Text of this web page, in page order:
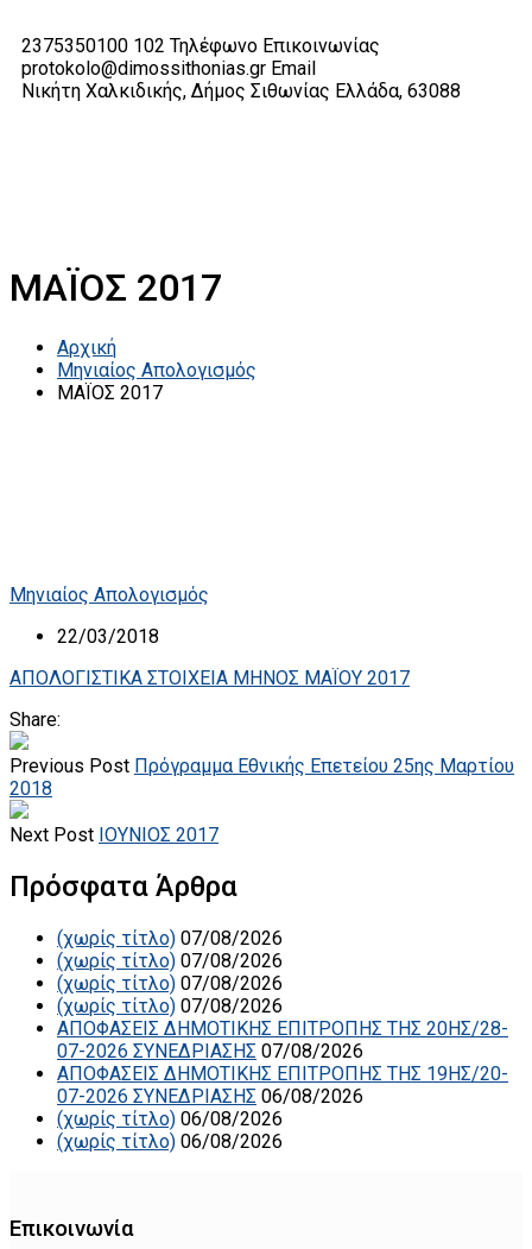
2375350100 102 Τηλέφωνο Επικοινωνίας
protokolo@dimossithonias.gr Email
Νικήτη Χαλκιδικής, Δήμος Σιθωνίας Ελλάδα, 63088
ΜΑΪΟΣ 2017
Αρχική
Μηνιαίος Απολογισμός
ΜΑΪΟΣ 2017
Μηνιαίος Απολογισμός
22/03/2018
ΑΠΟΛΟΓΙΣΤΙΚΑ ΣΤΟΙΧΕΙΑ ΜΗΝΟΣ ΜΑΪΟΥ 2017
Share:
Previous Post Πρόγραμμα Εθνικής Επετείου 25ης Μαρτίου
2018
Next Post ΙΟΥΝΙΟΣ 2017
Πρόσφατα Άρθρα
(χωρίς τίτλο) 07/08/2026
(χωρίς τίτλο) 07/08/2026
(χωρίς τίτλο) 07/08/2026
(χωρίς τίτλο) 07/08/2026
ΑΠΟΦΑΣΕΙΣ ΔΗΜΟΤΙΚΗΣ ΕΠΙΤΡΟΠΗΣ ΤΗΣ 20ΗΣ/28-
07-2026 ΣΥΝΕΔΡΙΑΣΗΣ 07/08/2026
ΑΠΟΦΑΣΕΙΣ ΔΗΜΟΤΙΚΗΣ ΕΠΙΤΡΟΠΗΣ ΤΗΣ 19ΗΣ/20-
07-2026 ΣΥΝΕΔΡΙΑΣΗΣ 06/08/2026
(χωρίς τίτλο) 06/08/2026
(χωρίς τίτλο) 06/08/2026
Επικοινωνία